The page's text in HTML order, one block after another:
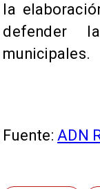
la
defender
municipales.
Fuente:ADN